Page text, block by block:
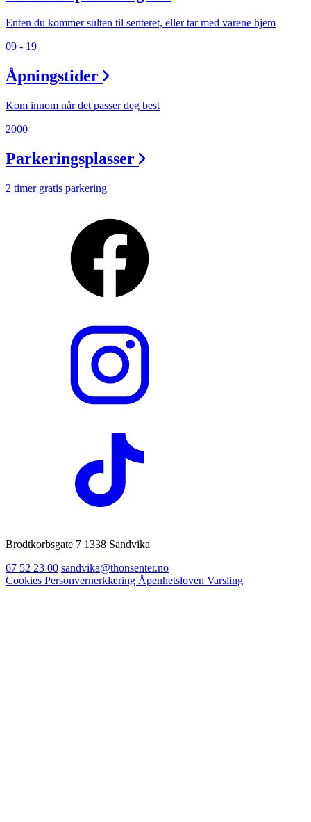
Enten du kommer sulten til senteret, eller tar med varene hjem
09 - 19
Åpningstider
Kom innom når det passer deg best
2000
Parkeringsplasser
2 timer gratis parkering
Brodtkorbsgate 7 1338 Sandvika
67 52 23 00 sandvika@thonsenter.no
Cookies Personvernerklæring Åpenhetsloven Varsling